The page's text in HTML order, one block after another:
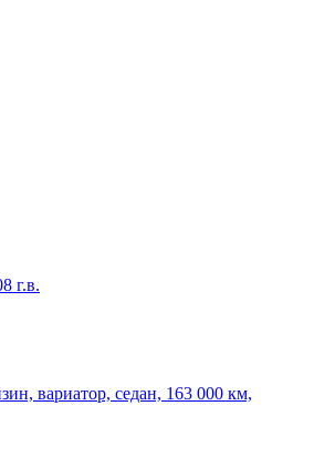
г.в.
вариатор, седан, 163 000 км,